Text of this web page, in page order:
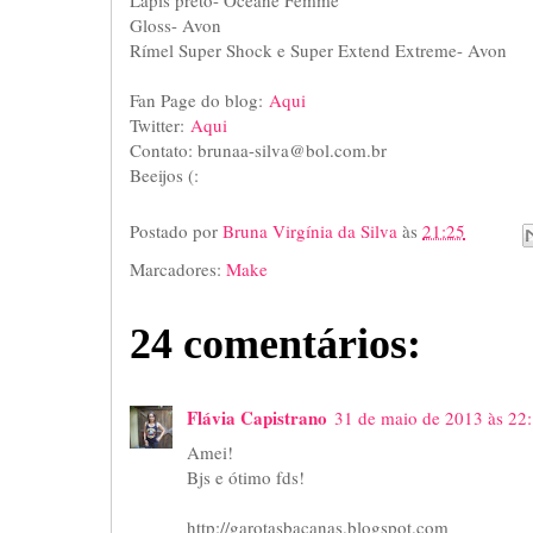
Gloss- Avon
Rímel Super Shock e Super Extend Extreme- Avon
Fan Page do blog: Aqui
Twitter: Aqui
Contato: brunaa-silva@bol.com.br
Beeijos (:
Postado por Bruna Virgínia da Silva às 21:25
Marcadores: Make
24 comentários:
Flávia Capistrano 31 de maio de 2013 às
Amei!
Bjs e ótimo fds!
http://garotasbacanas.blogspot.com